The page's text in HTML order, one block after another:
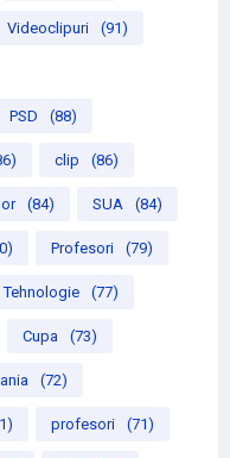
Videoclipuri (91)
PSD (88)
clip (86)
(84) SUA (84)
Profesori (79)
Tehnologie (77)
Cupa (73)
(72)
profesori (71)